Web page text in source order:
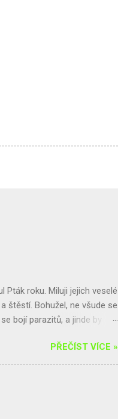
Pták roku. Miluji jejich veselé
štěstí. Bohužel, ne všude se
bojí parazitů, a jinde by
li s nimi problémy,
jsme pro vás připravili
Přečtěte si speciál
PŘEČÍST VÍCE »